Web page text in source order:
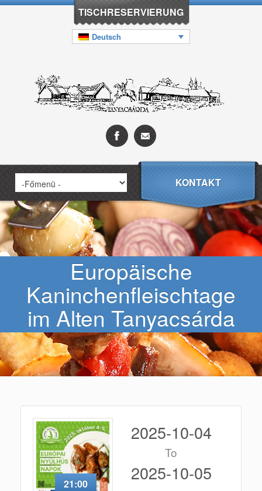
TISCHRESERVIERUNG
Deutsch
KONTAKT
Europäische
Kaninchenfleischtage
im Alten Tanyacsárda
21:00
2025-10-04
To
2025-10-05